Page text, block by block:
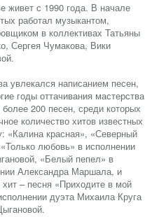
живет с 1990 года. В начале
работал музыкантом,
в коллективах Татьяны
Сергея Чумакова, Вики
увлекался написанием песен,
годы оттачивания мастерства
более 200 песен, среди которых
количество хитов известных
«Калина красная», «Северный
любовь» в исполнении
«Белый пепел» в
Александра Маршала, и
хит – песня «Приходите в мой
дуэта Михаила Круга